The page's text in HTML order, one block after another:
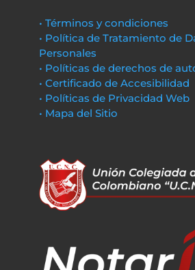
• Términos y condiciones
• Política de Tratamiento de
Personales
• Políticas de derechos de
• Certificado de Accesibilidad
• Políticas de Privacidad Web
• Mapa del Sitio